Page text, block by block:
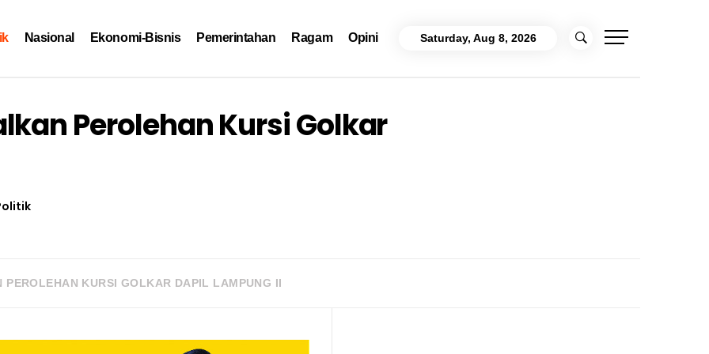
Nasional Ekonomi-Bisnis Pemerintahan Ragam Opini Saturday, Aug 8, 2026
Perolehan Kursi Golkar
KURSI GOLKAR DAPIL LAMPUNG II